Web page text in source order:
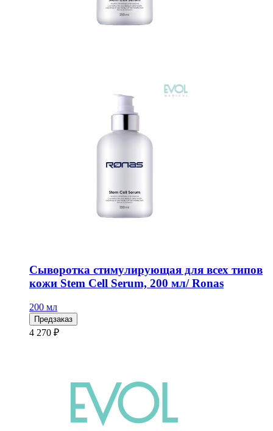
Сыворотка стимулирующая для всех типов
кожи Stem Cell Serum, 200 мл/ Ronas
200 мл
Предзаказ
4 270 ₽